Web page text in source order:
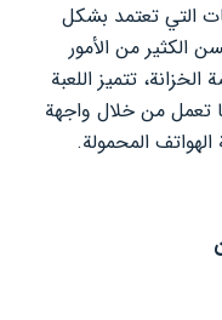
التي تعتمد بشكل
الكثير من الأمور
تتميز اللعبة
تعمل من خلال واجهة
المحمولة.